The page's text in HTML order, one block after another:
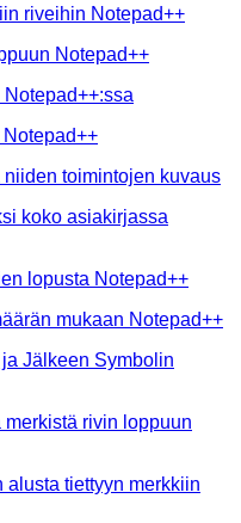
riveihin Notepad++
Notepad++
toimintojen kuvaus
koko asiakirjassa
lopusta Notepad++
mukaan Notepad++
Jälkeen Symbolin
rivin loppuun
alusta tiettyyn merkkiin